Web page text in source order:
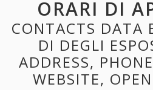
ORARI DI
CONTACTS DATA
DI DEGLI
ADDRESS,
WEBSITE,